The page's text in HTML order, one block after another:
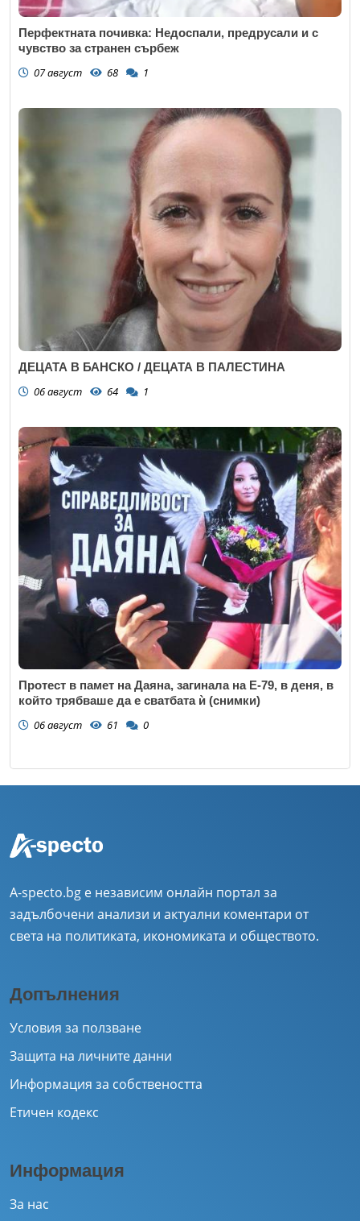
Перфектната почивка: Недоспали, предрусали и с
чувство за странен сърбеж
07 август 68 1
ДЕЦАТА В БАНСКО / ДЕЦАТА В ПАЛЕСТИНА
06 август 64 1
Протест в памет на Даяна, загинала на Е-79, в деня, в
който трябваше да е сватбата ѝ (снимки)
06 август 61 0
A-specto.bg е независим онлайн портал за
задълбочени анализи и актуални коментари от
света на политиката, икономиката и обществото.
Допълнения
Условия за ползване
Защита на личните данни
Информация за собствеността
Етичен кодекс
Информация
За нас